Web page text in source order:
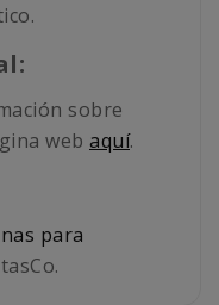
sobre
web aquí.
para